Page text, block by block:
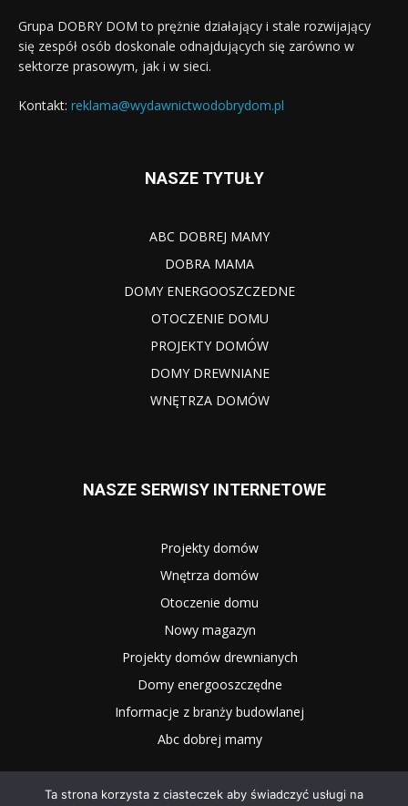
Grupa DOBRY DOM to prężnie działający i stale rozwijający
się zespół osób doskonale odnajdujących się zarówno w
sektorze prasowym, jak i w sieci.
Kontakt: reklama@wydawnictwodobrydom.pl
NASZE TYTUŁY
ABC DOBREJ MAMY
DOBRA MAMA
DOMY ENERGOOSZCZEDNE
OTOCZENIE DOMU
PROJEKTY DOMÓW
DOMY DREWNIANE
WNĘTRZA DOMÓW
NASZE SERWISY INTERNETOWE
Projekty domów
Wnętrza domów
Otoczenie domu
Nowy magazyn
Projekty domów drewnianych
Domy energooszczędne
Informacje z branży budowlanej
Abc dobrej mamy
Ta strona korzysta z ciasteczek aby świadczyć usługi na